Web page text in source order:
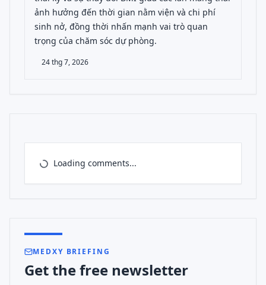
ảnh hưởng đến thời gian nằm viện và chi phí
sinh nở, đồng thời nhấn mạnh vai trò quan
trọng của chăm sóc dự phòng.
24 thg 7, 2026
Loading comments...
MEDXY BRIEFING
Get the free newsletter